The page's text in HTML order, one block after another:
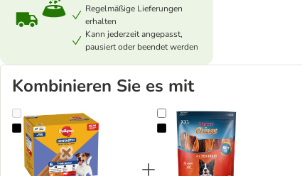
Regelmäßige Lieferungen
erhalten
Kann jederzeit angepasst,
pausiert oder beendet werden
Kombinieren Sie es mit
Sparpaket! 168 x Pedigree DentaStix Tägliche Zahnpflege / Fresh
Rocco Chings XXL Pack